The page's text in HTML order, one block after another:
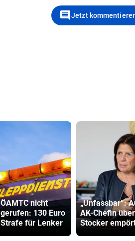
commentJetzt
ÖAMTC nicht
gerufen: 130 Euro
Strafe für Lenker
„Unfassbar“:
AK-Chefin über
Stocker